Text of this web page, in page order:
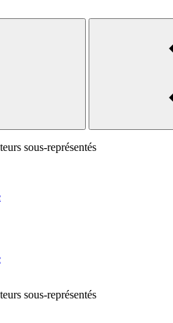
sous-représentés
sous-représentés